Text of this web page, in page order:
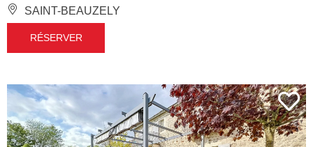
SAINT-BEAUZELY
RÉSERVER